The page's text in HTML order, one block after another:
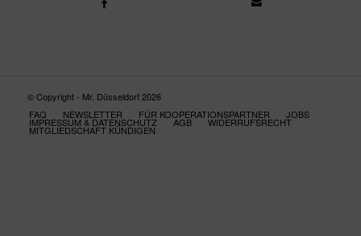
© Copyright - Mr. Düsseldorf 2026
FAQ
NEWSLETTER FÜR KOOPERATIONSPARTNER JOBS
IMPRESSUM & DATENSCHUTZ AGB WIDERRUFSRECHT
MITGLIEDSCHAFT KÜNDIGEN